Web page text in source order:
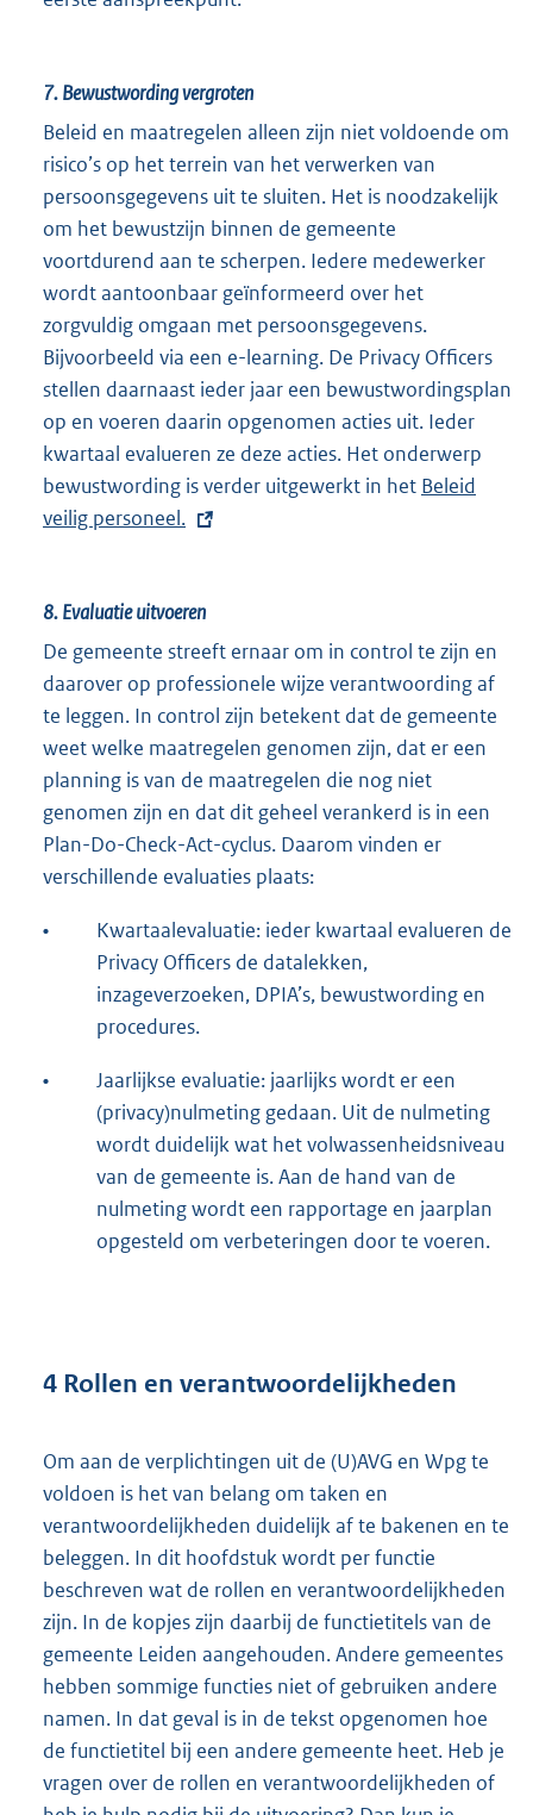
k
:
7.Bewustwording vergroten
Beleid en maatregelen alleen zijn niet voldoende om
risico’s op het terrein van het verwerken van
persoonsgegevens uit te sluiten. Het is noodzakelijk
om het bewustzijn binnen de gemeente
voortdurend aan te scherpen. Iedere medewerker
wordt aantoonbaar geïnformeerd over het
zorgvuldig omgaan met persoonsgegevens.
Bijvoorbeeld via een e-learning. De Privacy Officers
stellen daarnaast ieder jaar een bewustwordingsplan
op en voeren daarin opgenomen acties uit. Ieder
kwartaal evalueren ze deze acties. Het onderwerp
bewustwording is verder uitgewerkt in het E
n
e
l
i
n
k
:
Beleid
veilig personeel.
8.Evaluatie uitvoeren
De gemeente streeft ernaar om in control te zijn en
daarover op professionele wijze verantwoording af
te leggen. In control zijn betekent dat de gemeente
weet welke maatregelen genomen zijn, dat er een
planning is van de maatregelen die nog niet
genomen zijn en dat dit geheel verankerd is in een
Plan-Do-Check-Act-cyclus. Daarom vinden er
verschillende evaluaties plaats:
•
Kwartaalevaluatie: ieder kwartaal evalueren de
Privacy Officers de datalekken,
inzageverzoeken, DPIA’s, bewustwording en
procedures.
•
Jaarlijkse evaluatie: jaarlijks wordt er een
(privacy)nulmeting gedaan. Uit de nulmeting
wordt duidelijk wat het volwassenheidsniveau
van de gemeente is. Aan de hand van de
nulmeting wordt een rapportage en jaarplan
opgesteld om verbeteringen door te voeren.
4 Rollen en verantwoordelijkheden
Om aan de verplichtingen uit de (U)AVG en Wpg te
voldoen is het van belang om taken en
verantwoordelijkheden duidelijk af te bakenen en te
beleggen. In dit hoofdstuk wordt per functie
beschreven wat de rollen en verantwoordelijkheden
zijn. In de kopjes zijn daarbij de functietitels van de
gemeente Leiden aangehouden. Andere gemeentes
hebben sommige functies niet of gebruiken andere
namen. In dat geval is in de tekst opgenomen hoe
de functietitel bij een andere gemeente heet. Heb je
vragen over de rollen en verantwoordelijkheden of